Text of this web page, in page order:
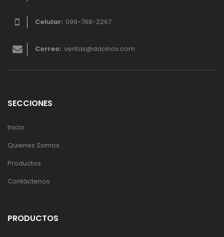
Celular: 099-768-2267
Correo: ventas@dacinox.com
SECCIONES
Inicio
Quienes Somos
Productos
Contáctenos
PRODUCTOS